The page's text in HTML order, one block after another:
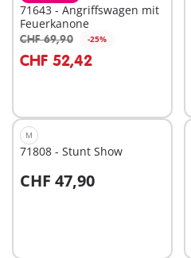
71643 - Angriffswagen mit
Feuerkanone
CHF 69,90 -25%
CHF 52,42
In den Warenkorb
M
71808 - Stunt Show
CHF 47,90
In den Warenkorb